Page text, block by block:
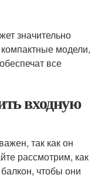
значительно
модели,
все
входную
так как он
рассмотрим, как
чтобы они